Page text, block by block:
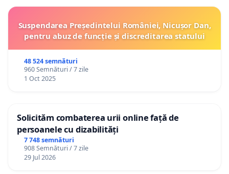
Suspendarea Președintelui României, Nicușor Dan,
pentru abuz de funcție și discreditarea statului
48 524 semnături
960 Semnături / 7 zile
1 Oct 2025
Solicităm combaterea urii online față de
persoanele cu dizabilități
7 748 semnături
908 Semnături / 7 zile
29 Jul 2026